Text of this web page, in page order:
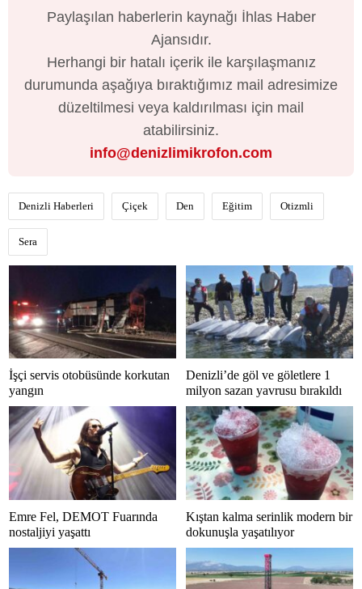
Paylaşılan haberlerin kaynağı İhlas Haber
Ajansıdır.
Herhangi bir hatalı içerik ile karşılaşmanız
durumunda aşağıya bıraktığımız mail adresimize
düzeltilmesi veya kaldırılması için mail
atabilirsiniz.
info@denizlimikrofon.com
Denizli Haberleri Çiçek Den Eğitim Otizmli
Sera
İşçi servis otobüsünde korkutan
yangın
Denizli’de göl ve göletlere 1
milyon sazan yavrusu bırakıldı
Emre Fel, DEMOT Fuarında
nostaljiyi yaşattı
Kıştan kalma serinlik modern bir
dokunuşla yaşatılıyor